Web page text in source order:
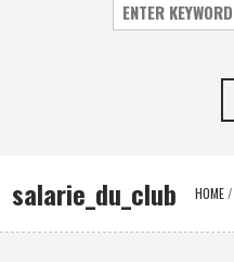
salarie_du_club HOME/